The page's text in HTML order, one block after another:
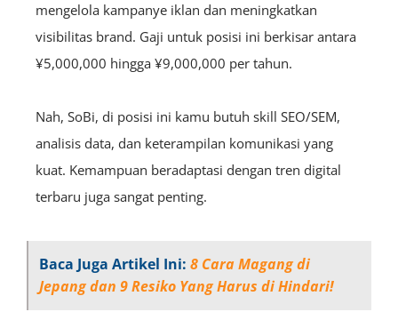
mengelola kampanye iklan dan meningkatkan
visibilitas brand. Gaji untuk posisi ini berkisar antara
¥5,000,000 hingga ¥9,000,000 per tahun.
Nah, SoBi, di posisi ini kamu butuh skill SEO/SEM,
analisis data, dan keterampilan komunikasi yang
kuat. Kemampuan beradaptasi dengan tren digital
terbaru juga sangat penting.
Baca Juga Artikel Ini: 8 Cara Magang di
Jepang dan 9 Resiko Yang Harus di Hindari!